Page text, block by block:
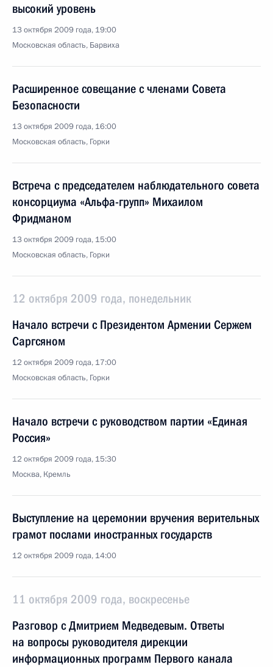
высокий уровень
13 октября 2009 года, 19:00
Московская область, Барвиха
Расширенное совещание с членами Совета
Безопасности
13 октября 2009 года, 16:00
Московская область, Горки
Встреча с председателем наблюдательного совета
консорциума «Альфа-групп» Михаилом
Фридманом
13 октября 2009 года, 15:00
Московская область, Горки
12 октября 2009 года, понедельник
Начало встречи с Президентом Армении Сержем
Саргсяном
12 октября 2009 года, 17:00
Московская область, Горки
Начало встречи с руководством партии «Единая
Россия»
12 октября 2009 года, 15:30
Москва, Кремль
Выступление на церемонии вручения верительных
грамот послами иностранных государств
12 октября 2009 года, 14:00
11 октября 2009 года, воскресенье
Разговор с Дмитрием Медведевым. Ответы
на вопросы руководителя дирекции
информационных программ Первого канала